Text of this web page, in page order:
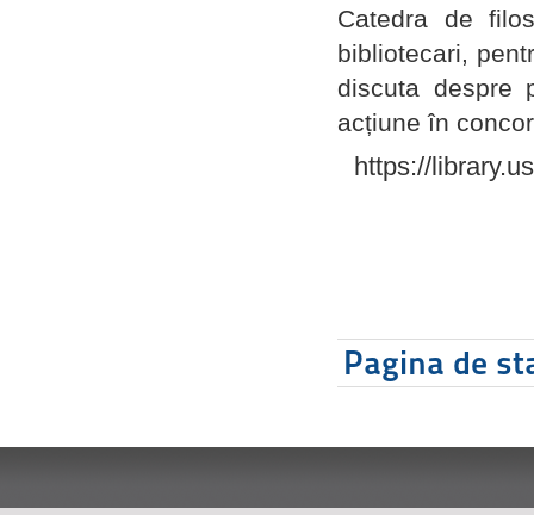
Catedra de
bibliotecari,
discuta despre
acțiune în
https://
Pagina de